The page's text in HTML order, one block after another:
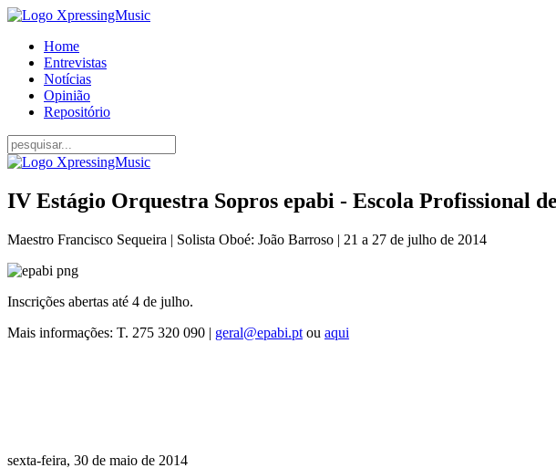
Home
Entrevistas
Notícias
Opinião
Repositório
IV Estágio Orquestra Sopros epabi - Escola Profissional
Maestro Francisco Sequeira | Solista Oboé: João Barroso | 21 a 27 de julho de 2014
Inscrições abertas até 4 de julho.
Mais informações: T. 275 320 090 | geral@epabi.pt ou aqui
sexta-feira, 30 de maio de 2014